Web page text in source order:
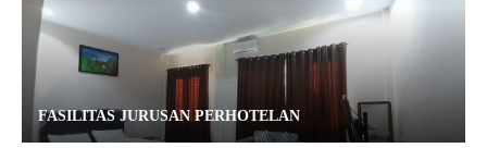
FASILITAS JURUSAN PERHOTELAN